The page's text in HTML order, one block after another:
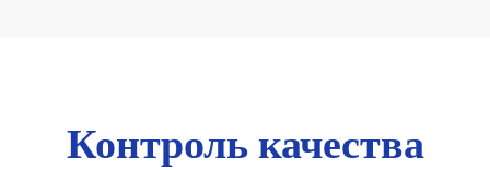
Контроль качества